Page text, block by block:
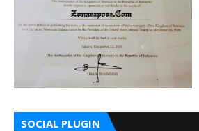
SOCIAL PLUGIN